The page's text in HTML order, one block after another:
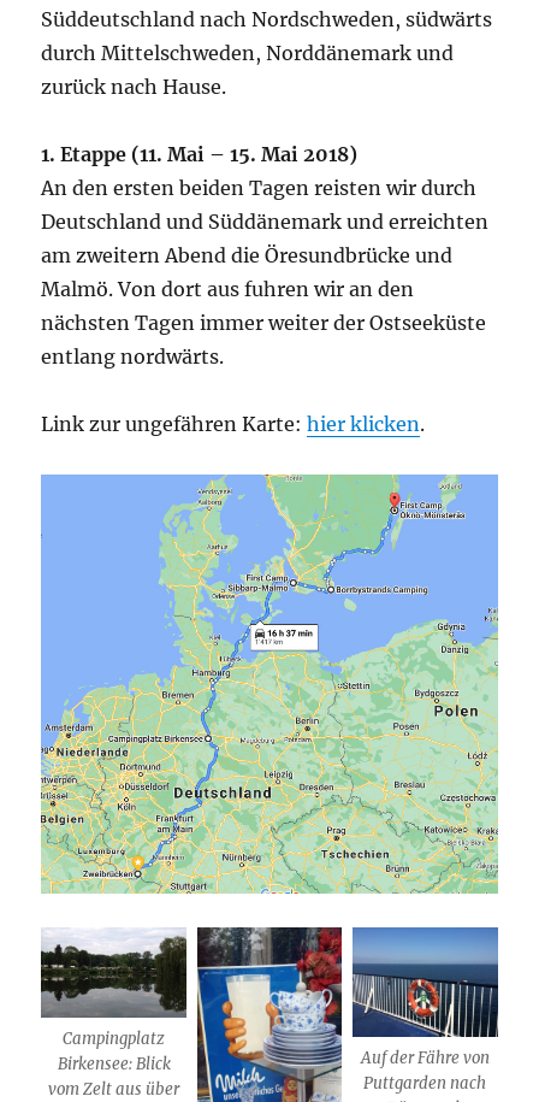
Süddeutschland nach Nordschweden, südwärts
durch Mittelschweden, Norddänemark und
zurück nach Hause.
1. Etappe (11. Mai – 15. Mai 2018)
An den ersten beiden Tagen reisten wir durch
Deutschland und Süddänemark und erreichten
am zweitern Abend die Öresundbrücke und
Malmö. Von dort aus fuhren wir an den
nächsten Tagen immer weiter der Ostseeküste
entlang nordwärts.
Link zur ungefähren Karte:hier klicken.
Campingplatz
Birkensee: Blick
vom Zelt aus über
Auf der Fähre von
Puttgarden nach